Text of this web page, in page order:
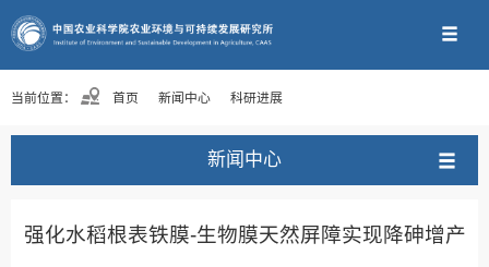
当前位置： 首页 新闻中心 科研进展
新闻中心
强化水稻根表铁膜-生物膜天然屏障实现降砷增产